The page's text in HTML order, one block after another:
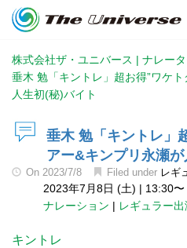
株式会社ザ・ユニバース | ナレー
垂木 勉「キントレ」超お得”ワケ
人生初(秘)バイト
垂木 勉「キントレ」
アー&キンプリ永瀬
On 2023/7/8 Filed under レギ
2023年7月8日 (土) | 13:30〜
ナレーション | レギュラー出
キントレ